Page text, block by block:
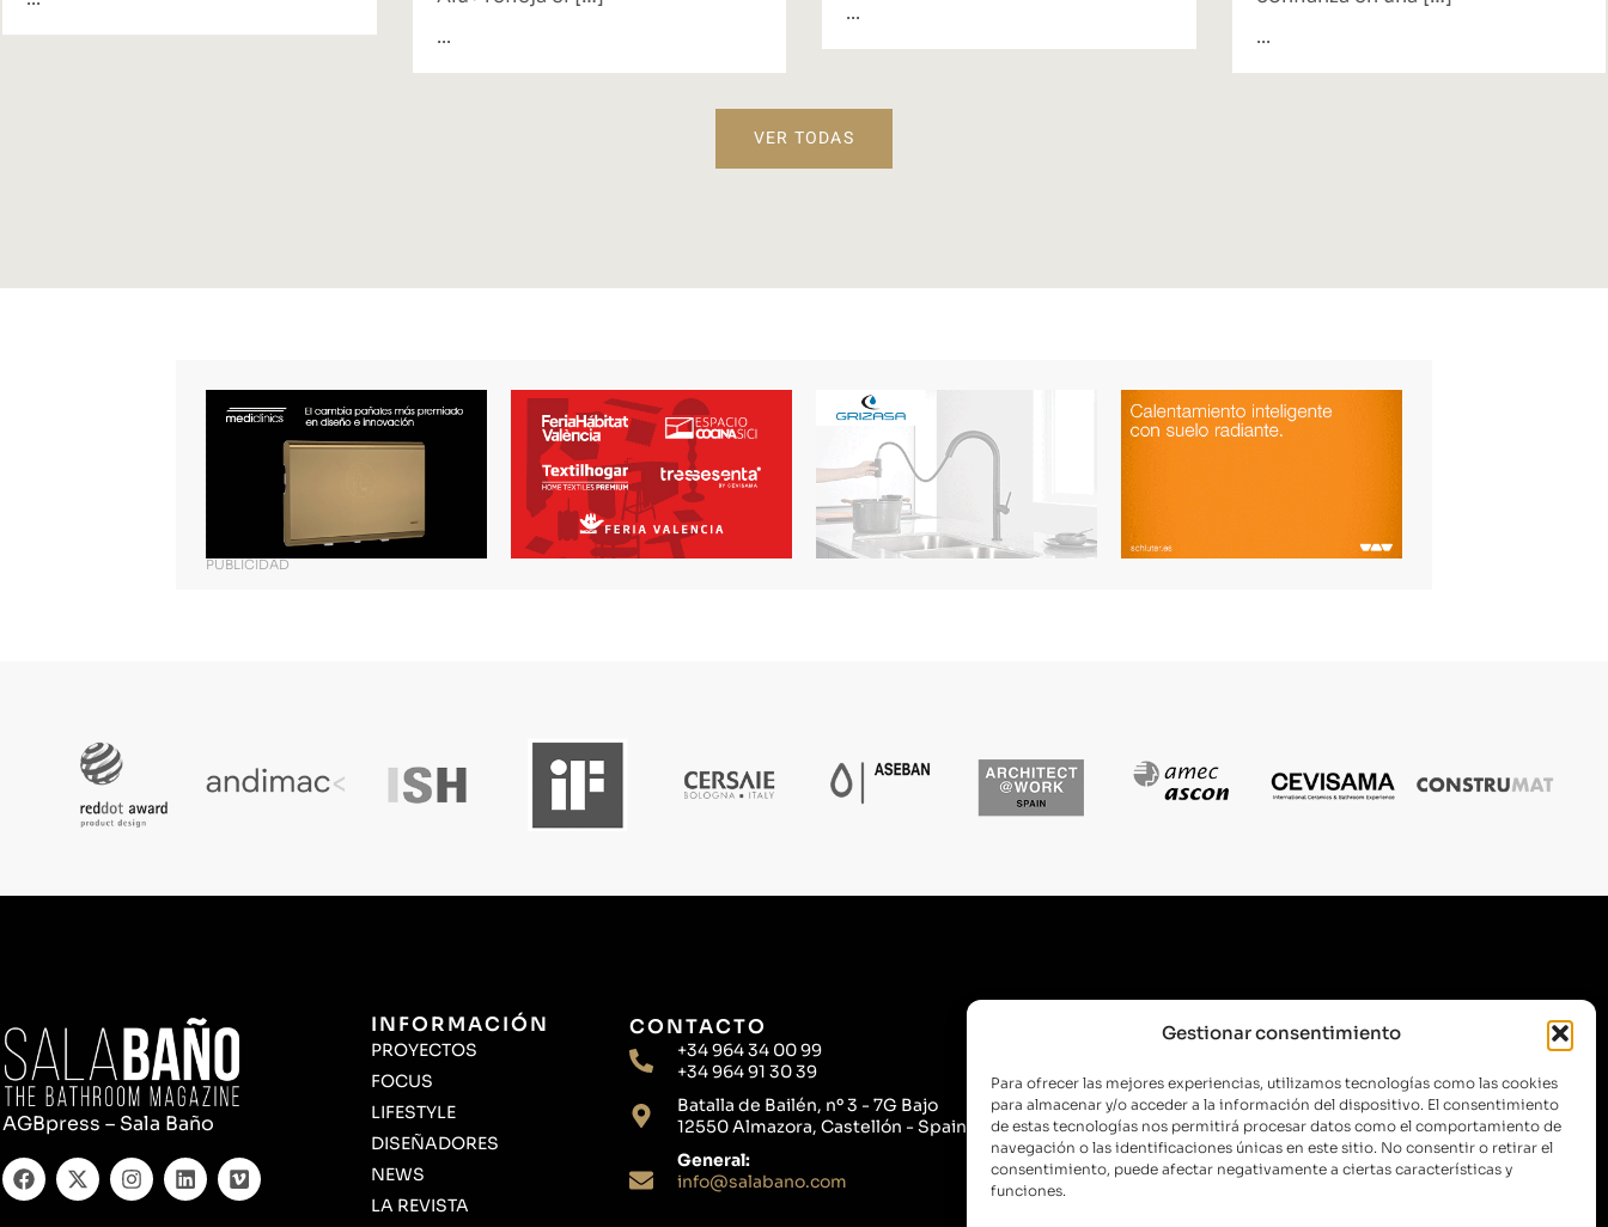
Gestionar consentimiento
Para ofrecer las mejores experiencias, utilizamos tecnologías como las cookies
para almacenar y/o acceder a la información del dispositivo. El consentimiento
de estas tecnologías nos permitirá procesar datos como el comportamiento de
navegación o las identificaciones únicas en este sitio. No consentir o retirar el
consentimiento, puede afectar negativamente a ciertas características y
funciones.
...
...
...
VER TODAS
PUBLICIDAD
AGBpress – Sala Baño
INFORMACIÓN
PROYECTOS
FOCUS
LIFESTYLE
DISEÑADORES
NEWS
LA REVISTA
CONTACTO
+34 964 34 00 99
+34 964 91 30 39
Batalla de Bailén, nº 3 - 7G Bajo
12550 Almazora, Castellón - Spain
General:
info@salabano.com
SUSCRÍBETE A NUESTRA
ENVIAR